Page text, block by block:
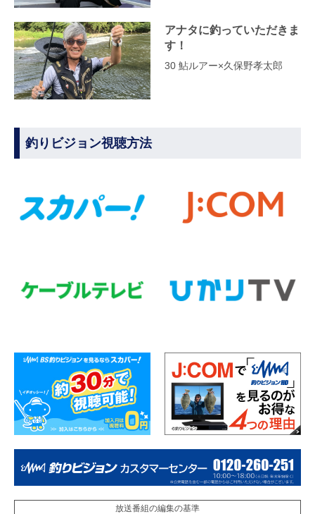
アナタに釣っていただきま
す！
30 鮎ルアー×久保野孝太郎
釣りビジョン視聴方法
放送番組の編集の基準